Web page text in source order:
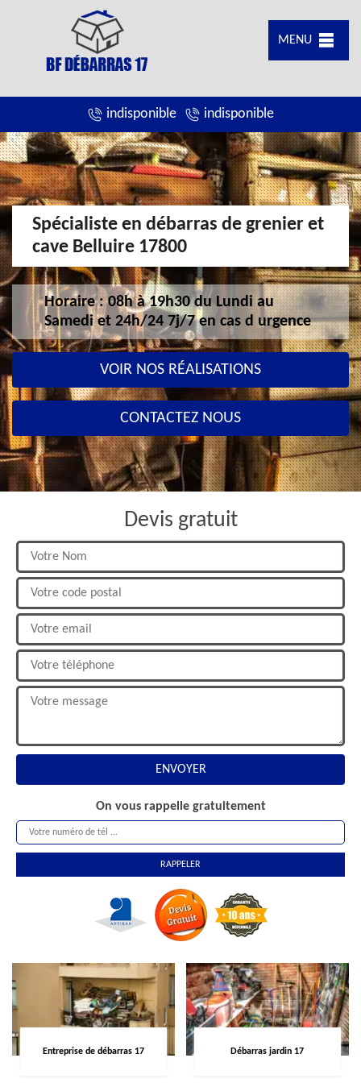
MENU
indisponible indisponible
Spécialiste en débarras de grenier et
cave Belluire 17800
Horaire : 08h à 19h30 du Lundi au
Samedi et 24h/24 7j/7 en cas d urgence
VOIR NOS RÉALISATIONS
CONTACTEZ NOUS
Devis gratuit
On vous rappelle gratuitement
Entreprise de débarras 17 Débarras jardin 17